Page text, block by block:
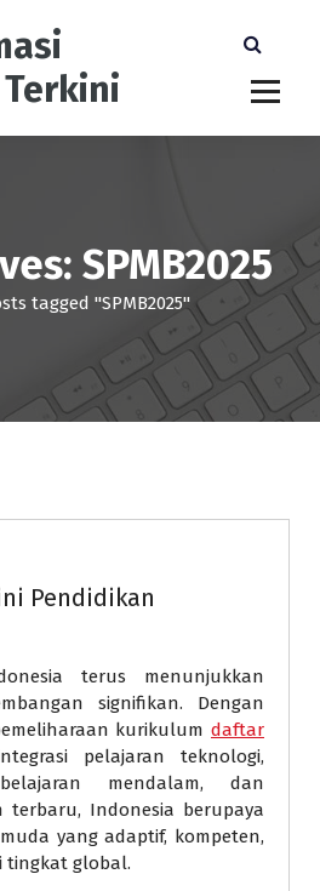
SPMB2025
tagged "SPMB2025"
Pendidikan
terus menunjukkan
signifikan. Dengan
kurikulum daftar
pelajaran teknologi,
mendalam, dan
terbaru, Indonesia berupaya
yang adaptif, kompeten,
tingkat global.